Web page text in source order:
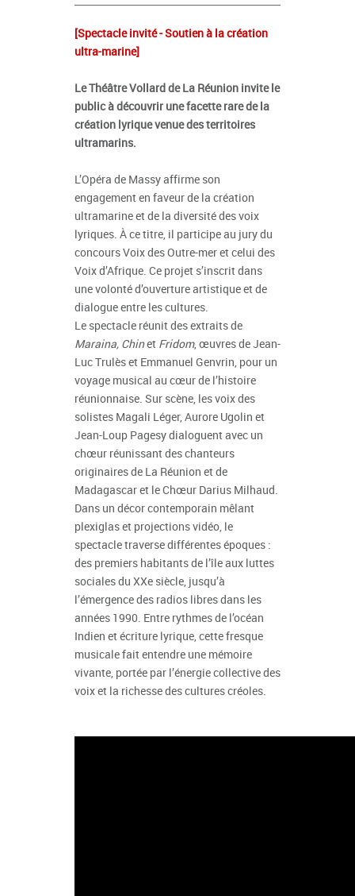
[Spectacle invité - Soutien à la création
ultra-marine]
Le Théâtre Vollard de La Réunion invite le
public à découvrir une facette rare de la
création lyrique venue des territoires
ultramarins.
L’Opéra de Massy affirme son
engagement en faveur de la création
ultramarine et de la diversité des voix
lyriques. À ce titre, il participe au jury du
concours Voix des Outre-mer et celui des
Voix d’Afrique. Ce projet s’inscrit dans
une volonté d’ouverture artistique et de
dialogue entre les cultures.
Le spectacle réunit des extraits de
Maraina, Chinet Fridom, œuvres de Jean-
Luc Trulès et Emmanuel Genvrin, pour un
voyage musical au cœur de l’histoire
réunionnaise. Sur scène, les voix des
solistes Magali Léger, Aurore Ugolin et
Jean-Loup Pagesy dialoguent avec un
chœur réunissant des chanteurs
originaires de La Réunion et de
Madagascar et le Chœur Darius Milhaud.
Dans un décor contemporain mêlant
plexiglas et projections vidéo, le
spectacle traverse différentes époques :
des premiers habitants de l’île aux luttes
sociales du XXe siècle, jusqu’à
l’émergence des radios libres dans les
années 1990. Entre rythmes de l’océan
Indien et écriture lyrique, cette fresque
musicale fait entendre une mémoire
vivante, portée par l’énergie collective des
voix et la richesse des cultures créoles.